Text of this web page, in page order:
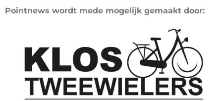
Pointnews wordt mede mogelijk gemaakt door: